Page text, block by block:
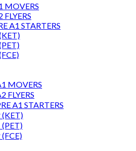
MOVERS
FLYERS
A1 STARTERS
MOVERS
FLYERS
A1 STARTERS
(KET)
(PET)